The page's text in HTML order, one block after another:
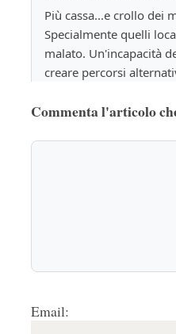
Più cassa...e crollo dei
Specialmente quelli
malato. Un'incapacità
creare percorsi
Non nego che
i nostri bilanci. Ma, a
Commenta l'articolo
Email: